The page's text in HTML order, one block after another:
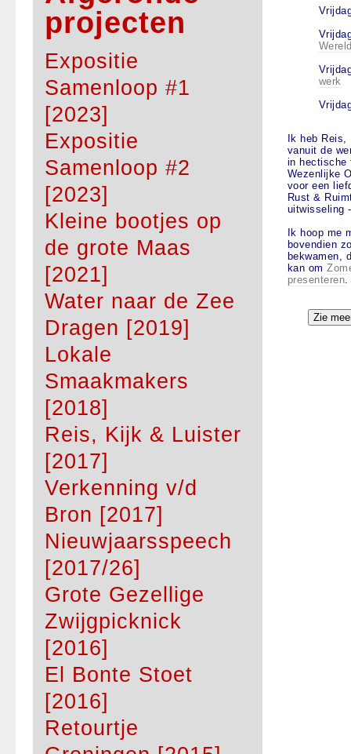
projecten
Expositie
Samenloop #1
[2023]
Expositie
Samenloop #2
[2023]
Kleine bootjes op
de grote Maas
[2021]
Water naar de Zee
Dragen [2019]
Lokale
Smaakmakers
[2018]
Reis, Kijk & Luister
[2017]
Verkenning v/d
Bron [2017]
Nieuwjaarsspeech
[2017/26]
Grote Gezellige
Zwijgpicknick
[2016]
El Bonte Stoet
[2016]
Retourtje
werk
Ik heb
vanuit de
in hectische
Wezenlijke
voor een
Rust &
uitwisseling
Ik hoop me
bovendien
bekwamen,
kan om
presenteren.